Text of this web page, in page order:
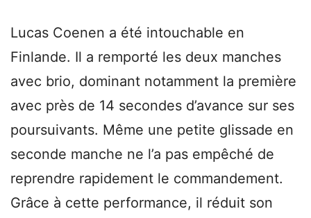
Lucas Coenen a été intouchable en
Finlande. Il a remporté les deux manches
avec brio, dominant notamment la première
avec près de 14 secondes d’avance sur ses
poursuivants. Même une petite glissade en
seconde manche ne l’a pas empêché de
reprendre rapidement le commandement.
Grâce à cette performance, il réduit son